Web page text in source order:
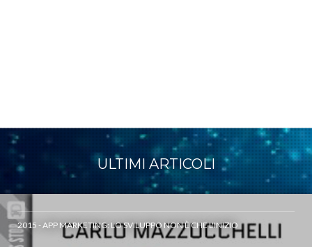
ULTIMI ARTICOLI
2015 - APP MARKETING: LO SVILUPPO NON È CHE L'INIZIO